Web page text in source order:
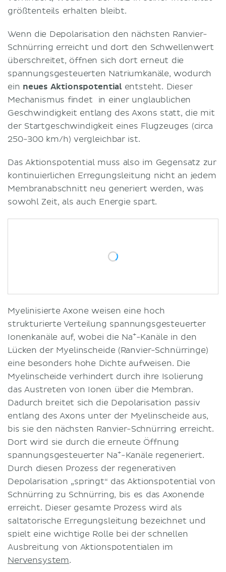
größtenteils erhalten bleibt.
Wenn die Depolarisation den nächsten Ranvier-
Schnürring erreicht und dort den Schwellenwert
überschreitet, öffnen sich dort erneut die
spannungsgesteuerten Natriumkanäle, wodurch
ein neues Aktionspotentialentsteht. Dieser
Mechanismus findet in einer unglaublichen
Geschwindigkeit entlang des Axons statt, die mit
der Startgeschwindigkeit eines Flugzeuges (circa
250-300 km/h) vergleichbar ist.
Das Aktionspotential muss also im Gegensatz zur
kontinuierlichen Erregungsleitung nicht an jedem
Membranabschnitt neu generiert werden, was
sowohl Zeit, als auch Energie spart.
Myelinisierte Axone weisen eine hoch
strukturierte Verteilung spannungsgesteuerter
Ionenkanäle auf, wobei die Na+-Kanäle in den
Lücken der Myelinscheide (Ranvier-Schnürringe)
eine besonders hohe Dichte aufweisen. Die
Myelinscheide verhindert durch ihre Isolierung
das Austreten von Ionen über die Membran.
Dadurch breitet sich die Depolarisation passiv
entlang des Axons unter der Myelinscheide aus,
bis sie den nächsten Ranvier-Schnürring erreicht.
Dort wird sie durch die erneute Öffnung
spannungsgesteuerter Na+-Kanäle regeneriert.
Durch diesen Prozess der regenerativen
Depolarisation „springt“ das Aktionspotential von
Schnürring zu Schnürring, bis es das Axonende
erreicht. Dieser gesamte Prozess wird als
saltatorische Erregungsleitung bezeichnet und
spielt eine wichtige Rolle bei der schnellen
Ausbreitung von Aktionspotentialen im
Nervensystem.